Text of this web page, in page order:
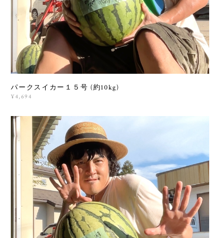
パークスイカー１５号 (約10kg)
¥4,694